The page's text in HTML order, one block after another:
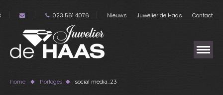
023 561 4076 Nieuws Juwelier de Haas Contact
home horloges social media_23